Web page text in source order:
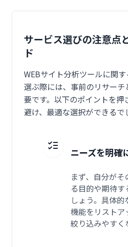
サービス選びの注意点
ド
WEBサイト分析ツールに関
選ぶ際には、事前のリサー
要です。以下のポイントを押
避け、最適な選択ができるで
ニーズを明確
まず、自分が
る目的や期待
しょう。具体
機能をリストア
絞り込みやすく